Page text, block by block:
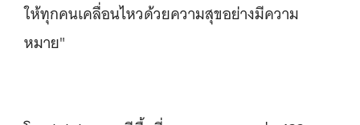
ให้ทุกคนเคลื่อนไหวด้วยความสุขอย่างมีความ
หมาย"